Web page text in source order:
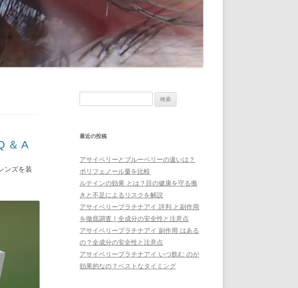
＆ A
ンズを装
最近の投稿
アサイベリーとブルーベリーの違いは？
ポリフェノール量を比較
ルテインの効果 とは？目の健康を守る働
きと不足によるリスクを解説
アサイベリープラチナアイ 評判 と副作用
を徹底調査！全成分の安全性と注意点
アサイベリープラチナアイ 副作用 はある
の？全成分の安全性と注意点
アサイベリープラチナアイ いつ飲む のが
効果的なの？ベストなタイミング